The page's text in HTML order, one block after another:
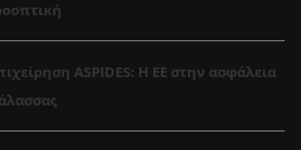
ASPIDES: Η ΕΕ στην ασφάλεια